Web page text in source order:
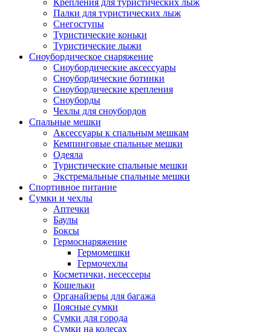
Крепления для туристических лыж
Палки для туристических лыж
Снегоступы
Туристические коньки
Туристические лыжи
Сноубордическое снаряжение
Сноубордические аксессуары
Сноубордические ботинки
Сноубордические крепления
Сноуборды
Чехлы для сноубордов
Спальные мешки
Аксессуары к спальным мешкам
Кемпинговые спальные мешки
Одеяла
Туристические спальные мешки
Экстремальные спальные мешки
Спортивное питание
Сумки и чехлы
Аптечки
Баулы
Боксы
Гермоснаряжение
Гермомешки
Гермочехлы
Косметички, несессеры
Кошельки
Органайзеры для багажа
Поясные сумки
Сумки для города
Сумки на колесах